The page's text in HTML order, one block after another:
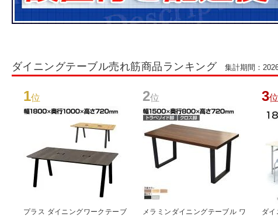
ダイニングテーブル売れ筋商品ランキング 集計期間：
1位
プラス ダイニングワークテーブ
2位
メラミンダイニングテーブル ワ
3位
ダイ